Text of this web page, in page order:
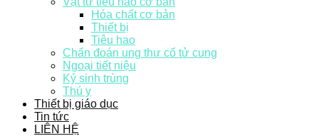
Hóa chất cơ bản
Thiết bị
Tiêu hao
Chẩn đoán ung thư cổ tử cung
Ngoại tiết niệu
Ký sinh trùng
Thú y
Thiết bị giáo dục
Tin tức
LIÊN HỆ